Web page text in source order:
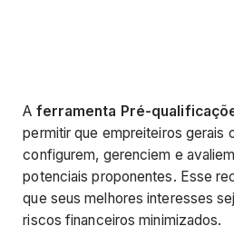
A ferramenta Pré-
permitir que empreiteiros gerais
configurem, gerenciem e
potenciais proponentes. Esse
que seus melhores interesses
riscos financeiros minimizados.